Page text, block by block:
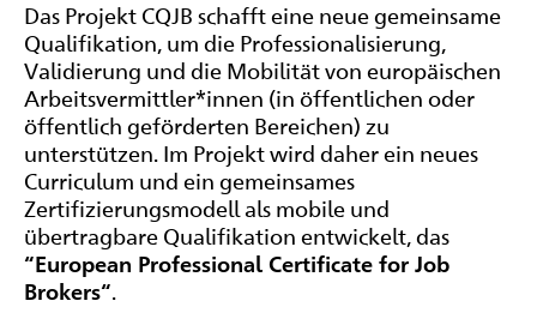
Das Projekt CQJB schafft eine neue gemeinsame
Qualifikation, um die Professionalisierung,
Validierung und die Mobilität von europäischen
Arbeitsvermittler*innen (in öffentlichen oder
öffentlich geförderten Bereichen) zu
unterstützen. Im Projekt wird daher ein neues
Curriculum und ein gemeinsames
Zertifizierungsmodell als mobile und
übertragbare Qualifikation entwickelt, das
“European Professional Certificate for Job
Brokers“.